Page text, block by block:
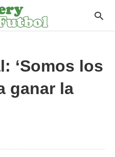
‘Somos los
ganar la